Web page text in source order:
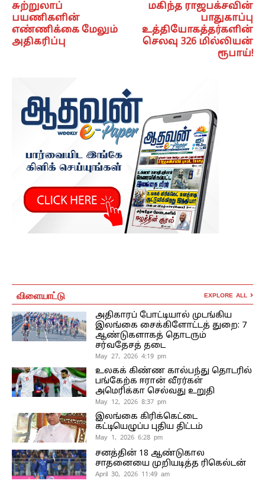
சுற்றுலாப்
பயணிகளின்
எண்ணிக்கை மேலும்
அதிகரிப்பு
மகிந்த ராஜபக்சவின்
பாதுகாப்பு
உத்தியோகத்தர்களின்
செலவு 326 மில்லியன்
ரூபாய்!
விளையாட்டு EXPLORE ALL
அதிகாரப் போட்டியால் முடங்கிய
இலங்கை சைக்கிளோட்டத் துறை: 7
ஆண்டுகளாகத் தொடரும்
சர்வதேசத் தடை
May 27, 2026 4:19 pm
உலகக் கிண்ண கால்பந்து தொடரில்
பங்கேற்க ஈரான் வீரர்கள்
அமெரிக்கா செல்வது உறுதி
May 12, 2026 8:37 pm
இலங்கை கிரிக்கெட்டை
கட்டியெழுப்ப புதிய திட்டம்
May 1, 2026 6:28 pm
சனத்தின் 18 ஆண்டுகால
சாதனையை முறியடித்த ரிகெல்டன்
April 30, 2026 11:49 am